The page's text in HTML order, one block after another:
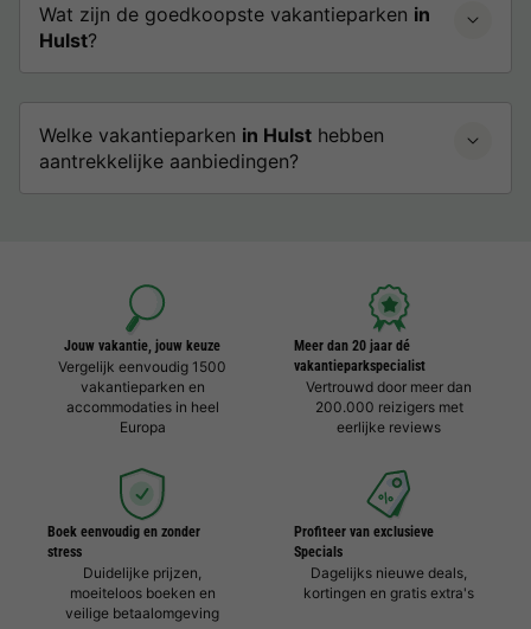
Wat zijn de goedkoopste vakantieparken in
Hulst?
Welke vakantieparken in Hulst hebben
aantrekkelijke aanbiedingen?
Jouw vakantie, jouw keuze
Vergelijk eenvoudig 1500
vakantieparken en
accommodaties in heel
Europa
Meer dan 20 jaar dé
vakantieparkspecialist
Vertrouwd door meer dan
200.000 reizigers met
eerlijke reviews
Boek eenvoudig en zonder
stress
Duidelijke prijzen,
moeiteloos boeken en
veilige betaalomgeving
Profiteer van exclusieve
Specials
Dagelijks nieuwe deals,
kortingen en gratis extra's